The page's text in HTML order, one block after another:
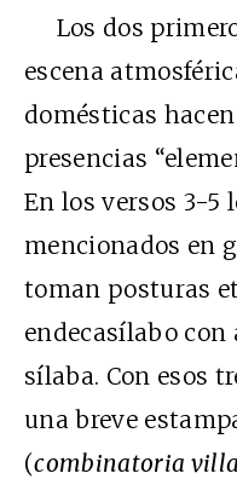
Los dos
escena
domésticas
presencias
En los versos 3-5
mencionados en
toman posturas
endecasílabo
sílaba. Con esos
una breve
(combinatoria